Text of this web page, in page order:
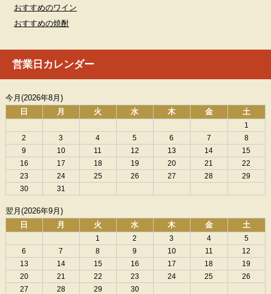
おすすめのワイン
おすすめの焼酎
営業日カレンダー
今月(2026年8月)
日
月 火 水 木 金 土
1
2
3 4 5 6 7
8
9
10 11 12 13 14
15
16
17 18 19 20 21
22
23
24 25 26 27 28
29
30
31
翌月(2026年9月)
日
月 火 水 木 金 土
1 2 3 4
5
6
7 8 9 10 11
12
13
14 15 16 17 18
19
20
21 22 23 24 25
26
27
28 29 30